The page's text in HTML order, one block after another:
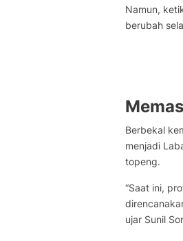
Namun,
berubah
Berbekal
menjadi
topeng.
“Saat ini,
ujar Sunil